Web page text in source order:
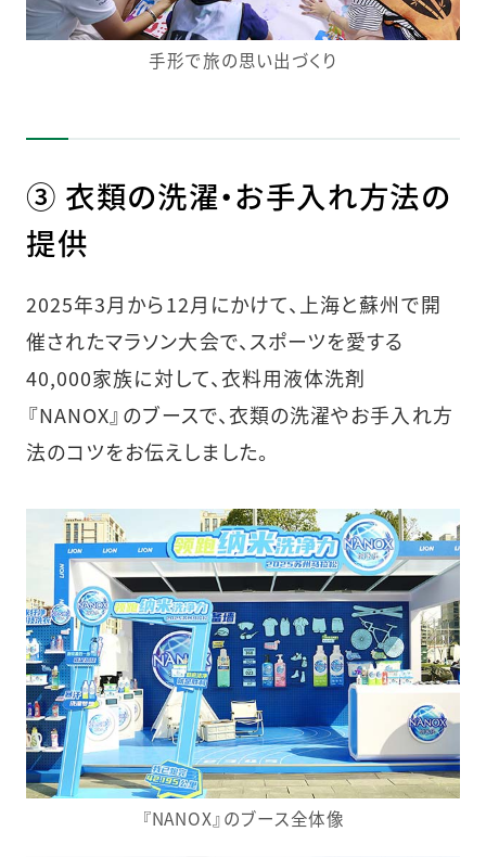
手形で旅の思い出づくり
③ 衣類の洗濯・お手入れ方法の
提供
2025年3月から12月にかけて、上海と蘇州で開
催されたマラソン大会で、スポーツを愛する
40,000家族に対して、衣料用液体洗剤
『NANOX』のブースで、衣類の洗濯やお手入れ方
法のコツをお伝えしました。
『NANOX』のブース全体像